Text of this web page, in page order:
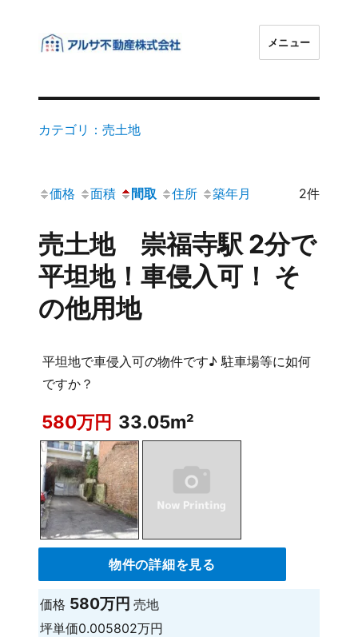
メニュー
カテゴリ：売土地
価格 面積 間取 住所 築年月 2件
売土地 崇福寺駅 2分で
平坦地！車侵入可！ そ
の他用地
平坦地で車侵入可の物件です♪ 駐車場等に如何
ですか？
580万円 33.05m²
物件の詳細を見る
価格 580万円 売地
坪単価0.005802万円